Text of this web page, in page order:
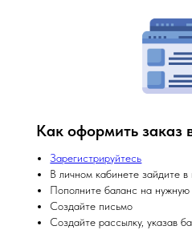
Как оформить заказ
Зарегистрируйтесь
В личном кабинете зайдите
Пополните баланс на
Создайте письмо
Создайте рассылку, указав